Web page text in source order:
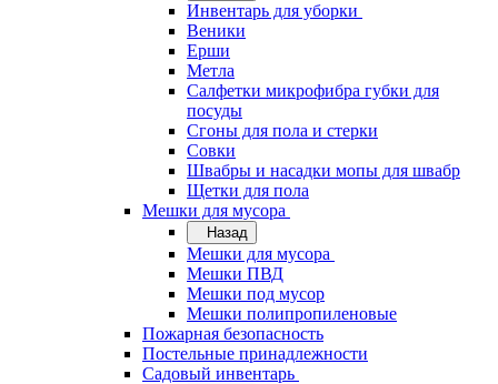
Инвентарь для уборки
Веники
Ерши
Метла
Салфетки микрофибра губки для
посуды
Сгоны для пола и стерки
Совки
Швабры и насадки мопы для швабр
Щетки для пола
Мешки для мусора
Назад
Мешки для мусора
Мешки ПВД
Мешки под мусор
Мешки полипропиленовые
Пожарная безопасность
Постельные принадлежности
Садовый инвентарь